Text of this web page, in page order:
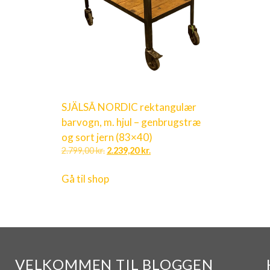
SJÄLSÃ NORDIC rektangulær
barvogn, m. hjul – genbrugstræ
og sort jern (83×40)
2.799,00kr. 2.239,20kr.
Gå til shop
VELKOMMEN TIL BLOGGEN